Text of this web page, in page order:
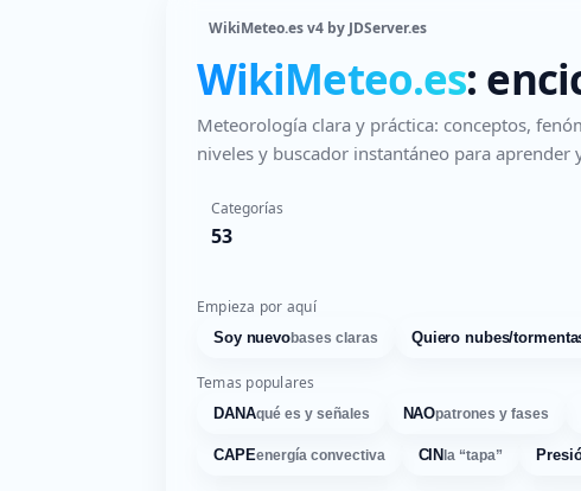
WikiMeteo.es v4 by JDServer.es
WikiMeteo.es:
Meteorología clara y práctica: conceptos,
niveles y buscador instantáneo para aprender
Categorías
53
Empieza por aquí
Soy nuevobases claras Quiero nubes/
Temas populares
DANAqué es y señales NAOpatrones y fases
CAPEenergía convectiva CIN la “tapa”